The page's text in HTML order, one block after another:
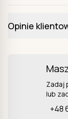
Opinie
Zadaj
lub
+48